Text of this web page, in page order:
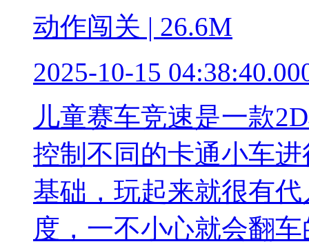
动作闯关 | 26.6M
2025-10-15
儿童赛车竞速是一款
控制不同的卡通小车
基础，玩起来就很有
度，一不小心就会翻